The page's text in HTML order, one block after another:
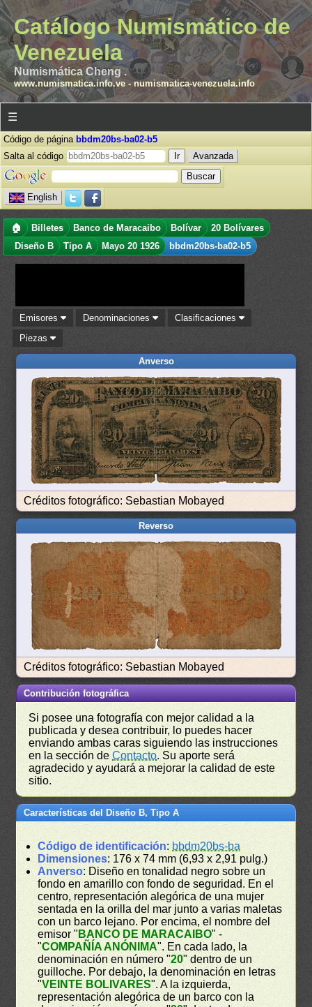
Catálogo Numismático de
Venezuela
Numismática Cheng .
www.numismatica.info.ve- numismatica-venezuela.info
☰
Código de página bbdm20bs-ba02-b5
Salta al código
Avanzada
English
🏠 Billetes Banco de Maracaibo Bolívar
20 Bolívares
Diseño B
Tipo A Mayo 20 1926 bbdm20bs-ba02-b5
Emisores Denominaciones
Clasificaciones
Piezas
Anverso
Créditos fotográfico: Sebastian Mobayed
Reverso
Créditos fotográfico: Sebastian Mobayed
Contribución fotográfica
Si posee una fotografía con mejor calidad a la
publicada y desea contribuir, lo puedes hacer
enviando ambas caras siguiendo las instrucciones
en la sección deContacto. Su aporte será
agradecido y ayudará a mejorar la calidad de este
sitio.
Características del Diseño B, Tipo A
Código de identificación: bbdm20bs-ba
Dimensiones: 176 x 74 mm (6,93 x 2,91 pulg.)
Anverso: Diseño en tonalidad negro sobre un
fondo en amarillo con fondo de seguridad. En el
centro, representación alegórica de una mujer
sentada en la orilla del mar junto a varias maletas
con un barco lejano. Por encima, el nombre del
emisor " BANCO DE MARACAIBO" -
"COMPAÑÍA ANÓNIMA". En cada lado, la
denominación en número "20" dentro de un
guilloche. Por debajo, la denominación en letras
"VEINTE BOLIVARES". A la izquierda,
representación alegórica de un barco con la